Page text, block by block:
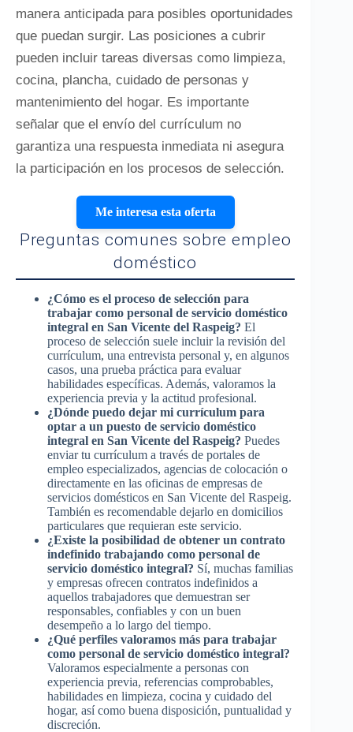
manera anticipada para posibles oportunidades
que puedan surgir. Las posiciones a cubrir
pueden incluir tareas diversas como limpieza,
cocina, plancha, cuidado de personas y
mantenimiento del hogar. Es importante
señalar que el envío del currículum no
garantiza una respuesta inmediata ni asegura
la participación en los procesos de selección.
Me interesa esta oferta
Preguntas comunes sobre empleo
doméstico
¿Cómo es el proceso de selección para
trabajar como personal de servicio doméstico
integral en San Vicente del Raspeig? El
proceso de selección suele incluir la revisión del
currículum, una entrevista personal y, en algunos
casos, una prueba práctica para evaluar
habilidades específicas. Además, valoramos la
experiencia previa y la actitud profesional.
¿Dónde puedo dejar mi currículum para
optar a un puesto de servicio doméstico
integral en San Vicente del Raspeig? Puedes
enviar tu currículum a través de portales de
empleo especializados, agencias de colocación o
directamente en las oficinas de empresas de
servicios domésticos en San Vicente del Raspeig.
También es recomendable dejarlo en domicilios
particulares que requieran este servicio.
¿Existe la posibilidad de obtener un contrato
indefinido trabajando como personal de
servicio doméstico integral? Sí, muchas familias
y empresas ofrecen contratos indefinidos a
aquellos trabajadores que demuestran ser
responsables, confiables y con un buen
desempeño a lo largo del tiempo.
¿Qué perfiles valoramos más para trabajar
como personal de servicio doméstico integral?
Valoramos especialmente a personas con
experiencia previa, referencias comprobables,
habilidades en limpieza, cocina y cuidado del
hogar, así como buena disposición, puntualidad y
discreción.